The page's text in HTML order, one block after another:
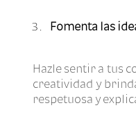
Fomenta las
Hazle sentir a tus
creatividad y
respetuosa y